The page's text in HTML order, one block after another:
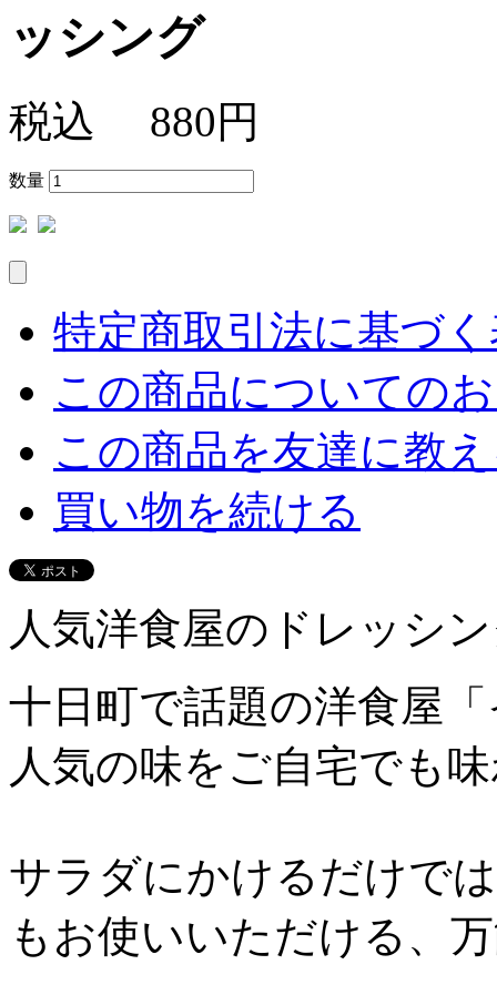
ッシング
税込 880円
数量
特定商取引法に基づ
この商品についての
この商品を友達に教
買い物を続ける
人気洋食屋のドレッシ
十日町で話題の洋食屋
人気の味をご自宅でも
サラダにかけるだけで
もお使いいただける、